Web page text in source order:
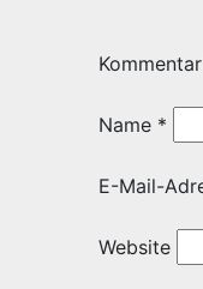
Kommentar
Name *
E-Mail-
Website